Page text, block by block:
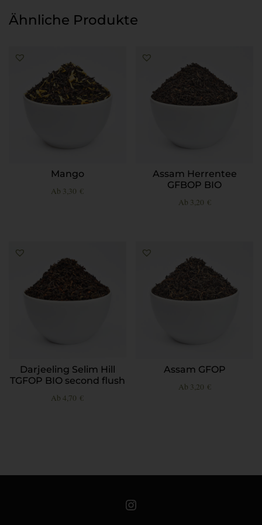
Ähnliche Produkte
Mango
Ab 3,30 €
Assam Herrentee
GFBOP BIO
Ab 3,20 €
Darjeeling Selim Hill
TGFOP BIO second flush
Ab4,70 €
Assam GFOP
Ab 3,20 €
Teeschale auf Instagram